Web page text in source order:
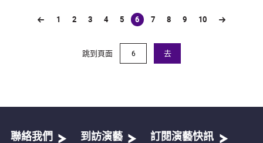
1 2 3 4 5 6
(current)
7 8 9 10
跳到頁面 去
聯絡我們 到訪演藝 訂閱演藝快訊